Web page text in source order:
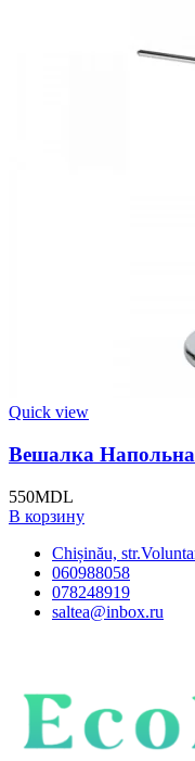
Quick view
Вешалка
550MDL
В корзину
Chișinău,
060988058
078248919
saltea@inbox.ru